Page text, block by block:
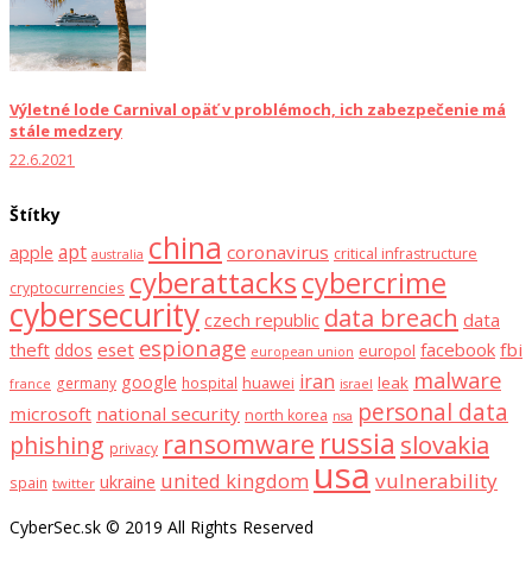
Výletné lode Carnival opäť v problémoch, ich zabezpečenie má
stále medzery
22.6.2021
Štítky
apple apt australia china coronavirus critical infrastructure
cryptocurrencies cyberattackscybercrime
cybersecurity czech republic data breach data
theft ddos eset espionage european union europol facebook fbi
france germany google hospital huawei iran israel leak malware
microsoft national security north korea nsa personal data
phishing privacy ransomware russia slovakia
spain twitter ukraine united kingdom usavulnerability
CyberSec.sk © 2019 All Rights Reserved